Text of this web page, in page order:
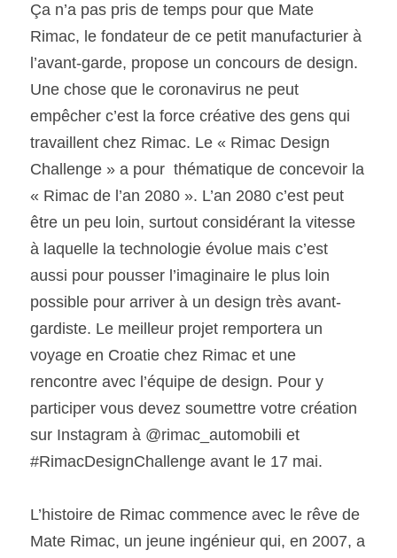
Ça n’a pas pris de temps pour que Mate
Rimac, le fondateur de ce petit manufacturier à
l’avant-garde, propose un concours de design.
Une chose que le coronavirus ne peut
empêcher c’est la force créative des gens qui
travaillent chez Rimac. Le « Rimac Design
Challenge » a pour  thématique de concevoir la
« Rimac de l’an 2080 ». L’an 2080 c’est peut
être un peu loin, surtout considérant la vitesse
à laquelle la technologie évolue mais c’est
aussi pour pousser l’imaginaire le plus loin
possible pour arriver à un design très avant-
gardiste. Le meilleur projet remportera un
voyage en Croatie chez Rimac et une
rencontre avec l’équipe de design. Pour y
participer vous devez soumettre votre création
sur Instagram à @rimac_automobili et
#RimacDesignChallenge avant le 17 mai.
L’histoire de Rimac commence avec le rêve de
Mate Rimac, un jeune ingénieur qui, en 2007, a